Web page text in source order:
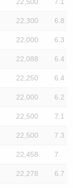
22,300 6.8
22,000 6.3
22,088 6.4
22,250 6.4
22,000 6.2
22,500 7.1
22,500 7.3
22,458 7
22,278 6.7